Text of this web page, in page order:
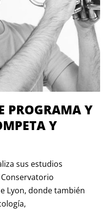
PROGRAMA Y
Y
sus estudios
Lyon, donde también